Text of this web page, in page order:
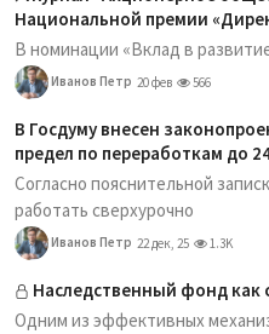
Национальной премии
В номинации «Вклад в
Иванов Петр 20 фев 566
В Госдуму внесен
предел по переработкам до
Согласно пояснительной
работать сверхурочно
Иванов Петр 22 дек, 25 1.3K
Наследственный фонд как
Одним из эффективных